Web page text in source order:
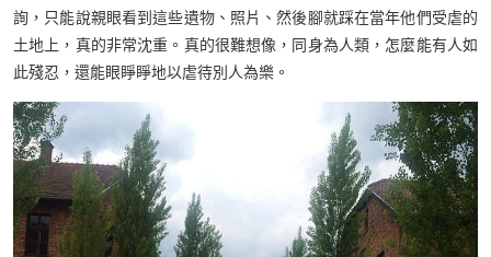
詢，只能說親眼看到這些遺物、照片、然後腳就踩在當年他們受虐的
土地上，真的非常沈重。真的很難想像，同身為人類，怎麼能有人如
此殘忍，還能眼睜睜地以虐待別人為樂。